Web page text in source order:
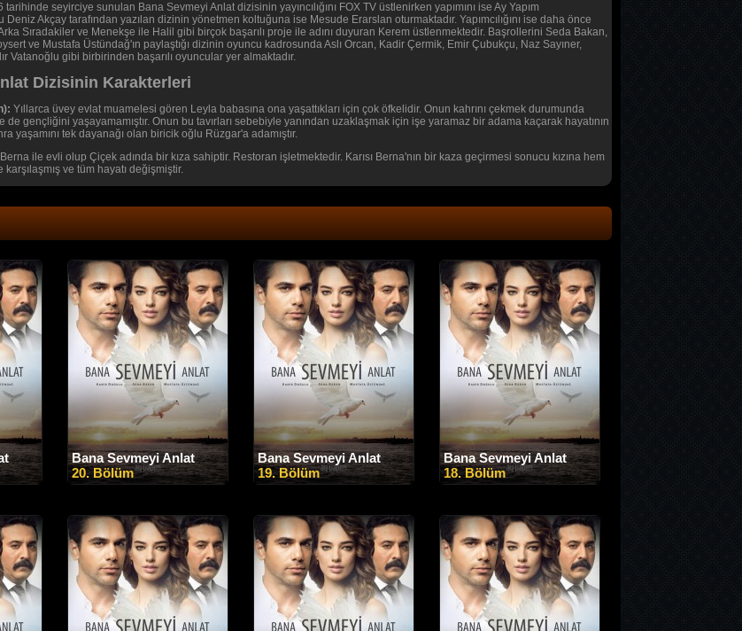
tarihinde seyirciye sunulan Bana Sevmeyi Anlat dizisinin yayıncılığını FOX TV üstlenirken yapımını ise Ay Yapım
Akçay tarafından yazılan dizinin yönetmen koltuğuna ise Mesude Erarslan oturmaktadır. Yapımcılığını ise daha önce
Sıradakiler ve Menekşe ile Halil gibi birçok başarılı proje ile adını duyuran Kerem üstlenmektedir. Başrollerini Seda Bakan,
ve Mustafa Üstündağ'ın paylaştığı dizinin oyuncu kadrosunda Aslı Orcan, Kadir Çermik, Emir Çubukçu, Naz Sayıner,
Vatanoğlu gibi birbirinden başarılı oyuncular yer almaktadır.
Dizisinin Karakterleri
Yıllarca üvey evlat muamelesi gören Leyla babasına ona yaşattıkları için çok öfkelidir. Onun kahrını çekmek durumunda
de gençliğini yaşayamamıştır. Onun bu tavırları sebebiyle yanından uzaklaşmak için işe yaramaz bir adama kaçarak hayatının
yaşamını tek dayanağı olan biricik oğlu Rüzgar'a adamıştır.
ile evli olup Çiçek adında bir kıza sahiptir. Restoran işletmektedir. Karısı Berna'nın bir kaza geçirmesi sonucu kızına hem
ve tüm hayatı değişmiştir.
Bana Sevmeyi Anlat
20. Bölüm
Bana Sevmeyi Anlat
19. Bölüm
Bana Sevmeyi Anlat
18. Bölüm